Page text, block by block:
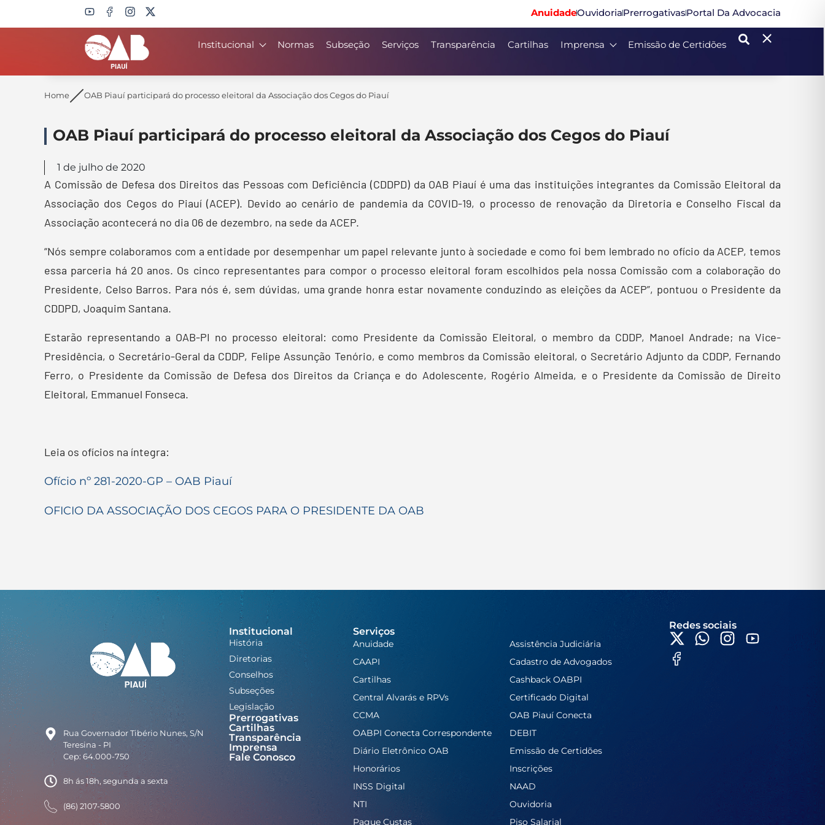
AnuidadeOuvidoriaPrerrogativasPortal Da Advocacia
Institucional Normas Subseção Serviços Transparência Cartilhas Imprensa Emissão de Certidões
Search
Home OAB Piauí participará do processo eleitoral da Associação dos Cegos do Piauí
OAB Piauí participará do processo eleitoral da Associação dos Cegos do Piauí
1 de julho de 2020
A Comissão de Defesa dos Direitos das Pessoas com Deficiência (CDDPD) da OAB Piauí é uma das instituições integrantes da Comissão Eleitoral da
Associação dos Cegos do Piauí (ACEP). Devido ao cenário de pandemia da COVID-19, o processo de renovação da Diretoria e Conselho Fiscal da
Associação acontecerá no dia 06 de dezembro, na sede da ACEP.
“Nós sempre colaboramos com a entidade por desempenhar um papel relevante junto à sociedade e como foi bem lembrado no ofício da ACEP, temos
essa parceria há 20 anos. Os cinco representantes para compor o processo eleitoral foram escolhidos pela nossa Comissão com a colaboração do
Presidente, Celso Barros. Para nós é, sem dúvidas, uma grande honra estar novamente conduzindo as eleições da ACEP”, pontuou o Presidente da
CDDPD, Joaquim Santana.
Estarão representando a OAB-PI no processo eleitoral: como Presidente da Comissão Eleitoral, o membro da CDDP, Manoel Andrade; na Vice-
Presidência, o Secretário-Geral da CDDP, Felipe Assunção Tenório, e como membros da Comissão eleitoral, o Secretário Adjunto da CDDP, Fernando
Ferro, o Presidente da Comissão de Defesa dos Direitos da Criança e do Adolescente, Rogério Almeida, e o Presidente da Comissão de Direito
Eleitoral, Emmanuel Fonseca.
Leia os ofícios na íntegra:
Ofício nº 281-2020-GP – OAB Piauí
OFICIO DA ASSOCIAÇÃO DOS CEGOS PARA O PRESIDENTE DA OAB
Rua Governador Tibério Nunes, S/N
Teresina - PI
Cep: 64.000-750
8h ás 18h, segunda a sexta
(86) 2107-5800
Institucional
História
Diretorias
Conselhos
Subseções
Legislação
Prerrogativas
Cartilhas
Transparência
Imprensa
Fale Conosco
Serviços
Anuidade
Assistência Judiciária
CAAPI
Cadastro de Advogados
Cartilhas
Cashback OABPI
Central Alvarás e RPVs
Certificado Digital
CCMA
OAB Piauí Conecta
OABPI Conecta Correspondente
DEBIT
Diário Eletrônico OAB
Emissão de Certidões
Honorários
Inscrições
INSS Digital
NAAD
NTI
Ouvidoria
Pague Custas
Piso Salarial
Redes sociais